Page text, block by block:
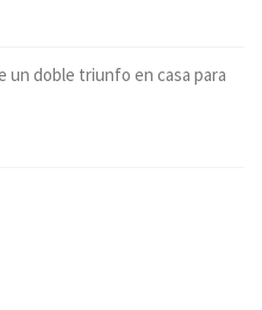
un doble triunfo en casa para